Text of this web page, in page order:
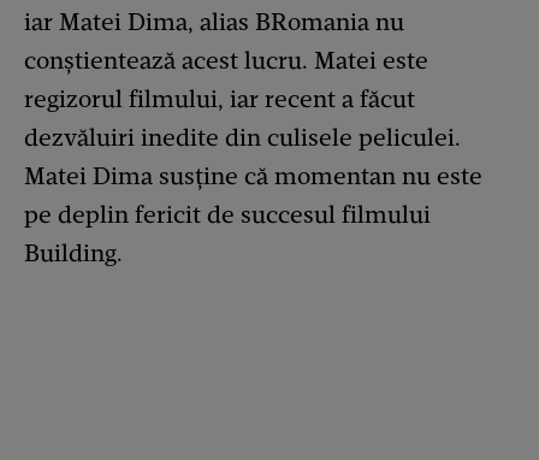
iar Matei Dima, alias BRomania nu
conștientează acest lucru. Matei este
regizorul filmului, iar recent a făcut
dezvăluiri inedite din culisele peliculei.
Matei Dima susține că momentan nu este
pe deplin fericit de succesul filmului
Building.